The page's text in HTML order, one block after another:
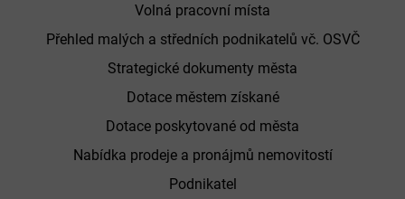
Volná pracovní místa
Přehled malých a středních podnikatelů vč. OSVČ
Strategické dokumenty města
Dotace městem získané
Dotace poskytované od města
Nabídka prodeje a pronájmů nemovitostí
Podnikatel